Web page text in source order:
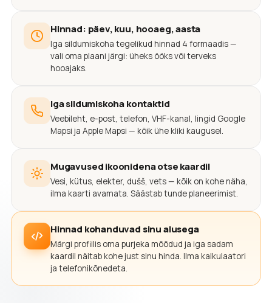
Hinnad: päev, kuu, hooaeg, aasta
Iga sildumiskoha tegelikud hinnad 4 formaadis —
vali oma plaani järgi: üheks ööks või terveks
hooajaks.
Iga sildumiskoha kontaktid
Veebileht, e-post, telefon, VHF-kanal, lingid Google
Mapsi ja Apple Mapsi — kõik ühe kliki kaugusel.
Mugavused ikoonidena otse kaardil
Vesi, kütus, elekter, dušš, vets — kõik on kohe näha,
ilma kaarti avamata. Säästab tunde planeerimist.
Hinnad kohanduvad sinu alusega
Märgi profiilis oma purjeka mõõdud ja iga sadam
kaardil näitab kohe just sinu hinda. Ilma kalkulaatori
ja telefonikõnedeta.